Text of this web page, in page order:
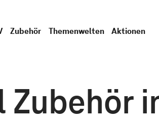
Zubehör Themenwelten Aktionen